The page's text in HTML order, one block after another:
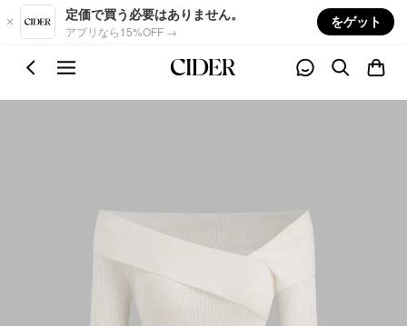
Skip to main content
定価で買う必要はありません。
アプリなら15%OFF →
をゲット